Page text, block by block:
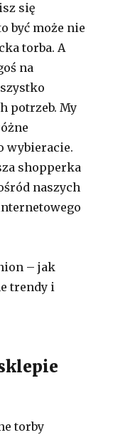
się
być może nie
torba. A
na
potrzeb. My
wybieracie.
shopperka
naszych
– jak
trendy i
torby